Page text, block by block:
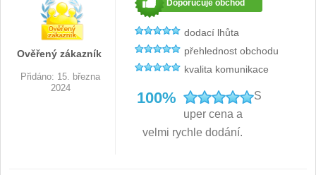
Ověřený zákazník
Přidáno: 15. března
2024
Doporučuje obchod
dodací lhůta
přehlednost obchodu
kvalita komunikace
100%
S
uper cena a
velmi rychle dodání.